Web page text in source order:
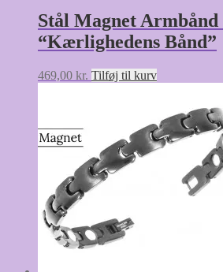
Stål Magnet
“Kærlighedens Bånd”
469,00 kr. Tilføj til kurv